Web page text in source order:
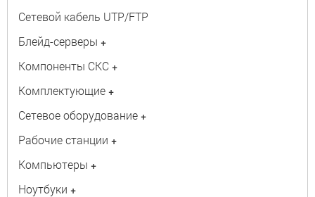
Сетевой кабель UTP/FTP
Блейд-серверы +
Компоненты СКС +
Комплектующие +
Сетевое оборудование +
Рабочие станции +
Компьютеры +
Ноутбуки +